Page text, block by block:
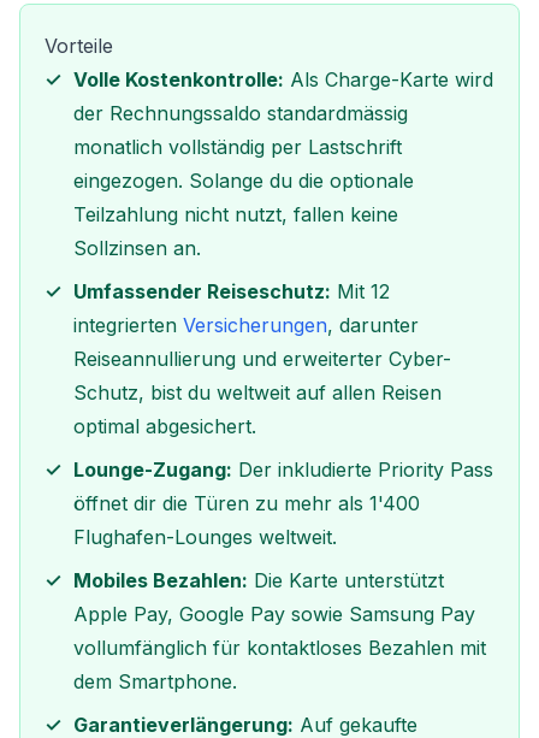
Vorteile
Volle Kostenkontrolle: Als Charge-Karte wird
der Rechnungssaldo standardmässig
monatlich vollständig per Lastschrift
eingezogen. Solange du die optionale
Teilzahlung nicht nutzt, fallen keine
Sollzinsen an.
Umfassender Reiseschutz: Mit 12
integrierten Versicherungen, darunter
Reiseannullierung und erweiterter Cyber-
Schutz, bist du weltweit auf allen Reisen
optimal abgesichert.
Lounge-Zugang: Der inkludierte Priority Pass
öffnet dir die Türen zu mehr als 1'400
Flughafen-Lounges weltweit.
Mobiles Bezahlen: Die Karte unterstützt
Apple Pay, Google Pay sowie Samsung Pay
vollumfänglich für kontaktloses Bezahlen mit
dem Smartphone.
Garantieverlängerung: Auf gekaufte